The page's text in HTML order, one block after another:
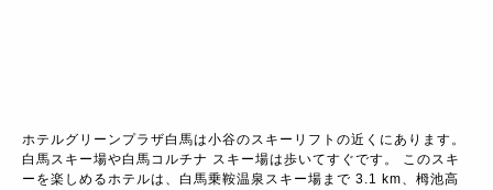
ホテルグリーンプラザ白馬は小谷のスキーリフトの近くにあります。
白馬スキー場や白馬コルチナ スキー場は歩いてすぐです。 このスキ
ーを楽しめるホテルは、白馬乗鞍温泉スキー場まで 3.1 km、栂池高